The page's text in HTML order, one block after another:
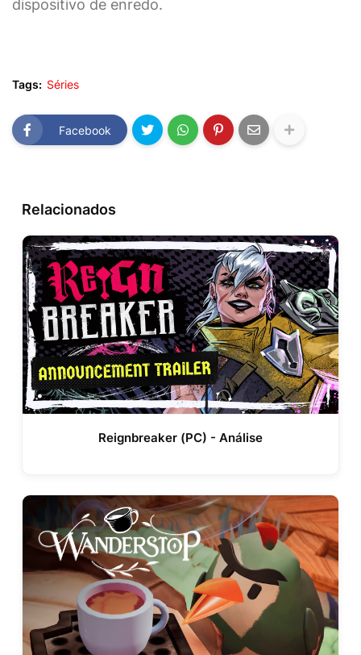
dispositivo de enredo.
Tags: Séries
Facebook
Relacionados
Reignbreaker (PC) - Análise